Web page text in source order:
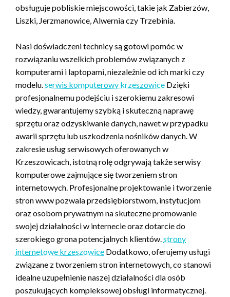
obsługuje pobliskie miejscowości, takie jak Zabierzów,
Liszki, Jerzmanowice, Alwernia czy Trzebinia.
Nasi doświadczeni technicy są gotowi pomóc w
rozwiązaniu wszelkich problemów związanych z
komputerami i laptopami, niezależnie od ich marki czy
modelu. serwis komputerowy krzeszowice Dzięki
profesjonalnemu podejściu i szerokiemu zakresowi
wiedzy, gwarantujemy szybką i skuteczną naprawę
sprzętu oraz odzyskiwanie danych, nawet w przypadku
awarii sprzętu lub uszkodzenia nośników danych. W
zakresie usług serwisowych oferowanych w
Krzeszowicach, istotną rolę odgrywają także serwisy
komputerowe zajmujące się tworzeniem stron
internetowych. Profesjonalne projektowanie i tworzenie
stron www pozwala przedsiębiorstwom, instytucjom
oraz osobom prywatnym na skuteczne promowanie
swojej działalności w internecie oraz dotarcie do
szerokiego grona potencjalnych klientów. strony
internetowe krzeszowice Dodatkowo, oferujemy usługi
związane z tworzeniem stron internetowych, co stanowi
idealne uzupełnienie naszej działalności dla osób
poszukujących kompleksowej obsługi informatycznej.